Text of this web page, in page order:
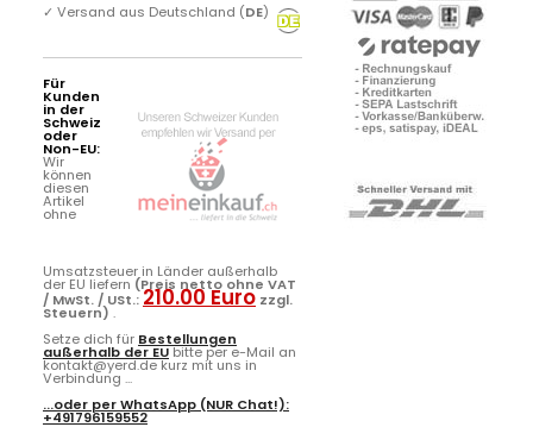
✓ Versand aus Deutschland (DE)
Für
Kunden
in der
Schweiz
oder
Non-EU:
Wir
können
diesen
Artikel
ohne
Umsatzsteuer in Länder außerhalb
der EU liefern (Preis netto ohne VAT
/ MwSt. / USt.:210.00 Euro zzgl.
Steuern) .
Setze dich für Bestellungen
außerhalb der EUbitte per e-Mail an
kontakt@yerd.de kurz mit uns in
Verbindung ...
...oder perWhatsApp (NUR Chat!):
+491796159552